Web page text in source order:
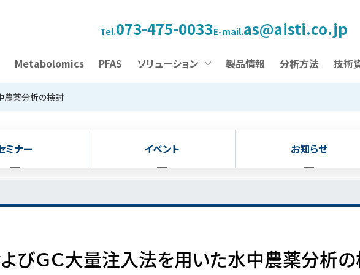
Tel.073-475-0033E-mail.as@aisti.co.jp
Metabolomics PFAS ソリューション 製品情報 分析方法 技術
農薬分析の検討
ミナー イベント お知らせ
びＧＣ大量注入法を用いた水中農薬分析